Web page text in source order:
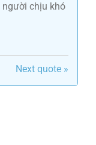
người chịu khó
Next quote »